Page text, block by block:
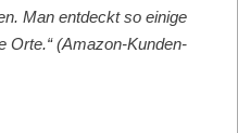
Man ent­deckt so einige
Orte.“ (Ama­zon-Kun­den­